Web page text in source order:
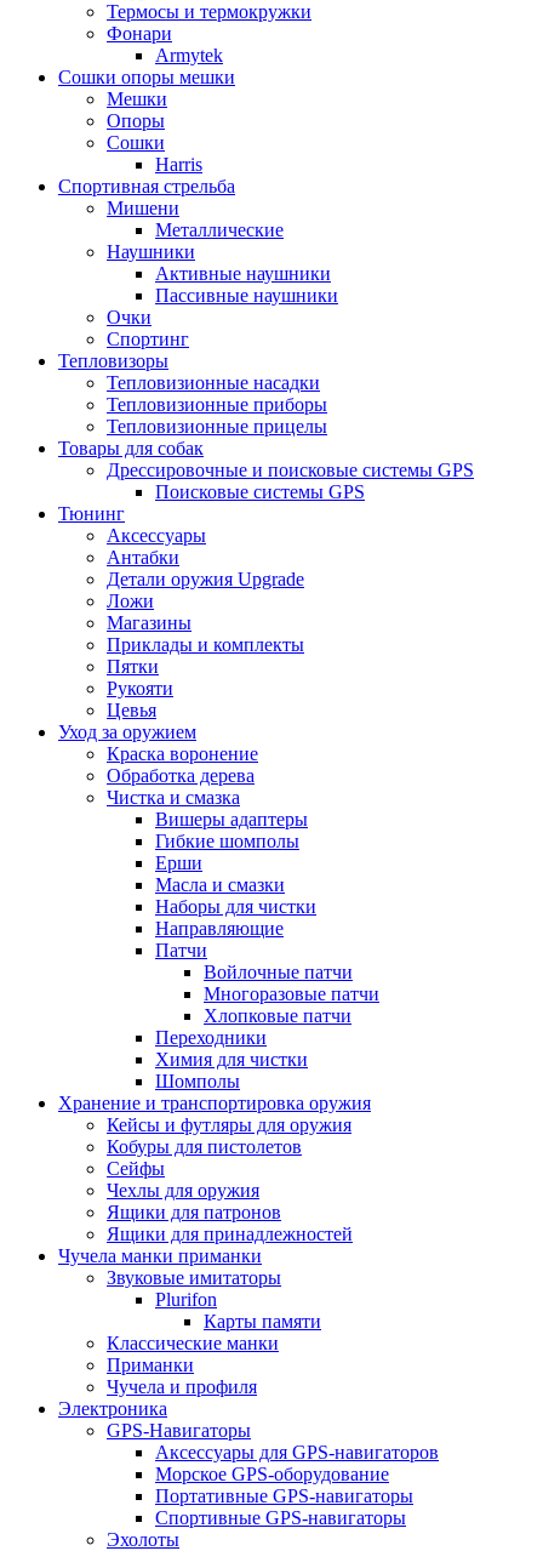
Термосы и термокружки
Фонари
Armytek
Сошки опоры мешки
Мешки
Опоры
Сошки
Harris
Спортивная стрельба
Мишени
Металлические
Наушники
Активные наушники
Пассивные наушники
Очки
Спортинг
Тепловизоры
Тепловизионные насадки
Тепловизионные приборы
Тепловизионные прицелы
Товары для собак
Дрессировочные и поисковые системы GPS
Поисковые системы GPS
Тюнинг
Аксессуары
Антабки
Детали оружия Upgrade
Ложи
Магазины
Приклады и комплекты
Пятки
Рукояти
Цевья
Уход за оружием
Краска воронение
Обработка дерева
Чистка и смазка
Вишеры адаптеры
Гибкие шомполы
Ерши
Масла и смазки
Наборы для чистки
Направляющие
Патчи
Войлочные патчи
Многоразовые патчи
Хлопковые патчи
Переходники
Химия для чистки
Шомполы
Хранение и транспортировка оружия
Кейсы и футляры для оружия
Кобуры для пистолетов
Сейфы
Чехлы для оружия
Ящики для патронов
Ящики для принадлежностей
Чучела манки приманки
Звуковые имитаторы
Plurifon
Карты памяти
Классические манки
Приманки
Чучела и профиля
Электроника
GPS-Навигаторы
Аксессуары для GPS-навигаторов
Морское GPS-оборудование
Портативные GPS-навигаторы
Спортивные GPS-навигаторы
Эхолоты